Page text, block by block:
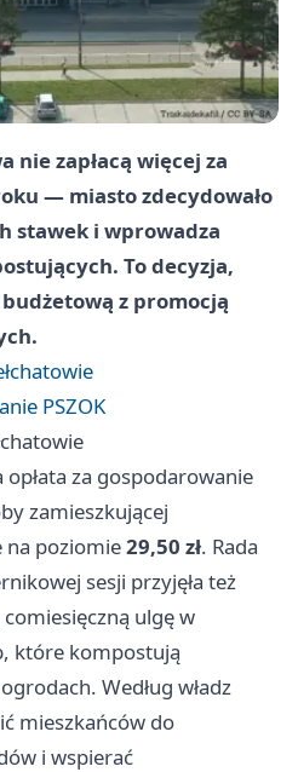
nie zapłacą więcej za
— miasto zdecydowało
stawek i wprowadza
To decyzja,
z promocją
PSZOK
za gospodarowanie
zamieszkującej
na poziomie29,50 zł. Rada
sesji przyjęła też
ulgę w
które kompostują
Według władz
mieszkańców do
i wspierać